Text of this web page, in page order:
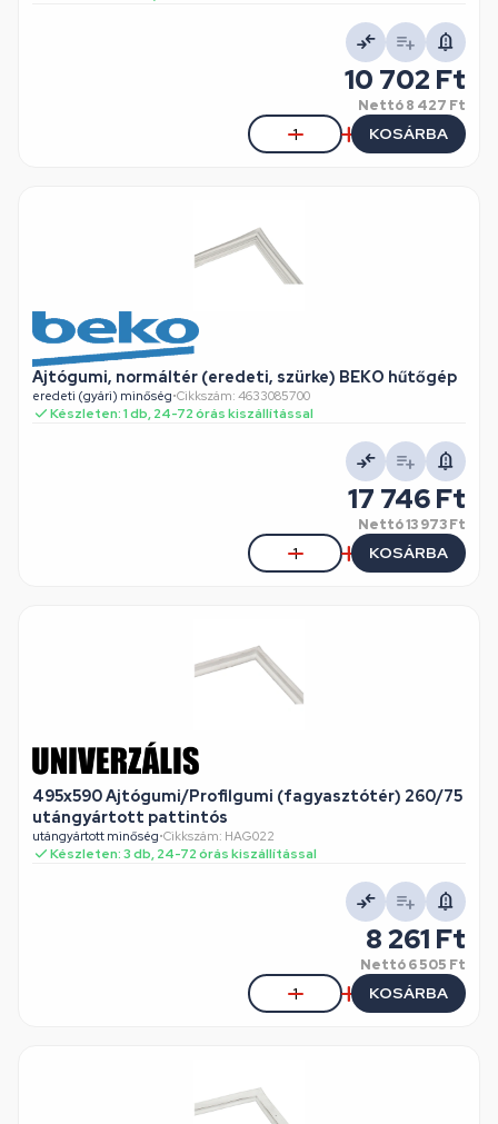
10 702 Ft
Nettó8 427 Ft
KOSÁRBA
Ajtógumi, normáltér (eredeti, szürke) BEKO hűtőgép
eredeti (gyári) minőség•Cikkszám: 4633085700
Készleten: 1 db, 24-72 órás kiszállítással
17 746 Ft
Nettó13 973 Ft
KOSÁRBA
495x590 Ajtógumi/Profilgumi (fagyasztótér) 260/75
utángyártott pattintós
utángyártott minőség•Cikkszám: HAG022
Készleten: 3 db, 24-72 órás kiszállítással
8 261 Ft
Nettó6 505 Ft
KOSÁRBA